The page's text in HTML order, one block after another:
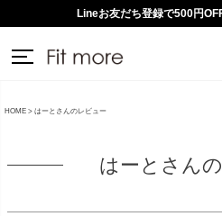
Lineお友だち登録で500円
HOME はーとさんのレビュー
はーとさん